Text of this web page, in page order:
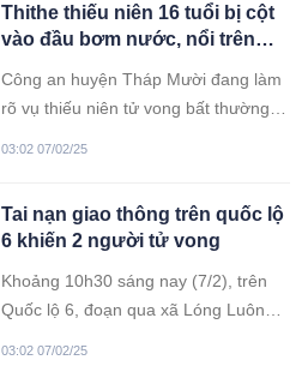
Thithe thiếu niên 16 tuổi bị cột
vào đầu bơm nước, nổi trên
Công an huyện Tháp Mười đang làm
rõ vụ thiếu niên tử vong bất thường
03:02 07/02/25
Tai nạn giao thông trên quốc lộ
6 khiến 2 người tử vong
Khoảng 10h30 sáng nay (7/2), trên
Quốc lộ 6, đoạn qua xã Lóng Luông,
03:02 07/02/25